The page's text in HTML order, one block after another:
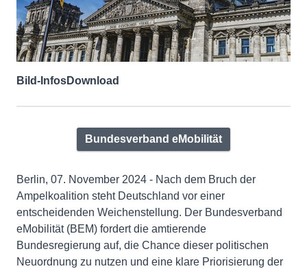
Bild-InfosDownload
Bundesverband eMobilität
Berlin, 07. November 2024 - Nach dem Bruch der
Ampelkoalition steht Deutschland vor einer
entscheidenden Weichenstellung. Der Bundesverband
eMobilität (BEM) fordert die amtierende
Bundesregierung auf, die Chance dieser politischen
Neuordnung zu nutzen und eine klare Priorisierung der